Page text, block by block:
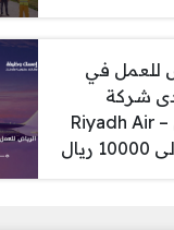
للعمل في
شركة
طيران الرياض – Riyadh Air